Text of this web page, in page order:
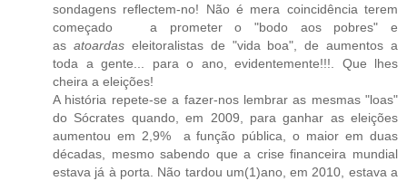
sondagens reflectem-no! Não é mera coincidência terem
começado
a prometer o "bodo aos pobres" e
as atoardaseleitoralistas de "vida boa", de aumentos a
toda a gente... para o ano, evidentemente!!!. Que lhes
cheira a eleições!
A história repete-se a fazer-nos lembrar as mesmas "loas"
do Sócrates quando, em 2009, para ganhar as eleições
aumentou em 2,9% a função pública, o maior em duas
décadas, mesmo sabendo que a crise financeira mundial
estava já à porta. Não tardou um(1)ano, em 2010, estava a